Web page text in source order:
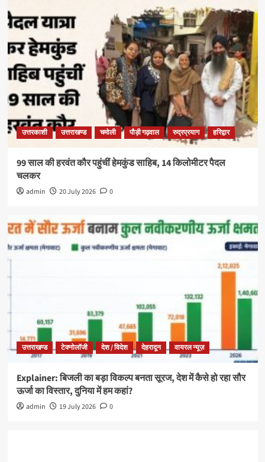
उत्तरकाशी उत्तराखण्ड चमोली पौड़ी गढ़वाल रुद्रप्रयाग हरिद्वार
99 साल की हरवंत कौर पहुंचीं हेमकुंड साहिब, 14 किलोमीटर पैदल
चलकर
admin 20 July 2026 0
उत्तराखण्ड टेक्नोलॉजी देश / विदेश देहरादून वायरल न्यूज़
Explainer: बिजली का बड़ा विकल्प बनता सूरज, देश में कैसे हो रहा सौर
ऊर्जा का विस्तार, दुनिया में हम कहां?
admin 19 July 2026 0